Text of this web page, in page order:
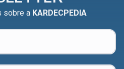
sobre a KARDECPEDIA